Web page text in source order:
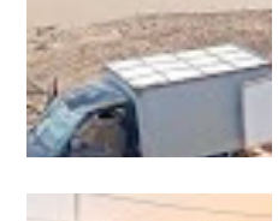
Sekwil GP Ansor Kalbar
Hadiri Konfercab Sanggau:
Kader Harus Militan dan
Bermanfaat